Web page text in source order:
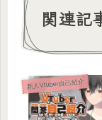
■マナーとルー
他者に配慮し
止とします。
のBANです。
０．爆発物（
関連記
新人Vtuber自己紹介